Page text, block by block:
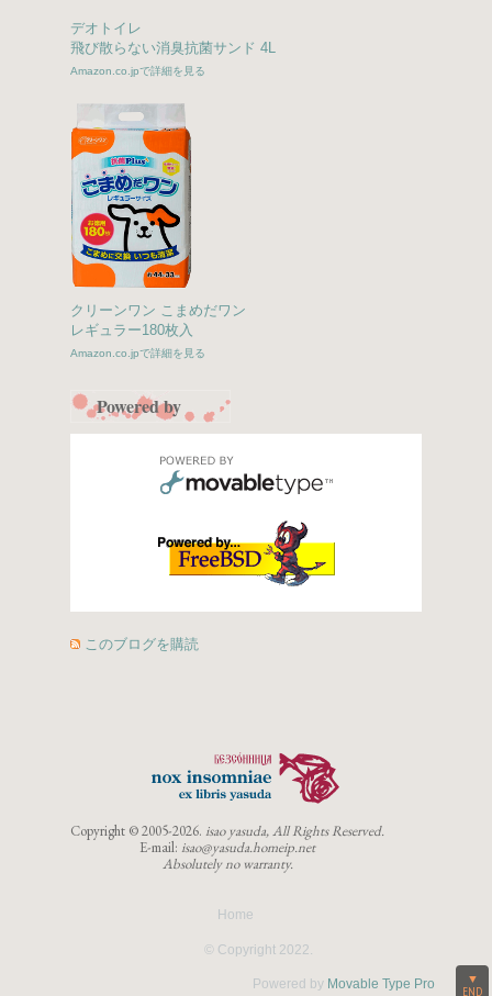
デオトイレ
飛び散らない消臭抗菌サンド 4L
Amazon.co.jpで詳細を見る
クリーンワン こまめだワン
レギュラー180枚入
Amazon.co.jpで詳細を見る
Powered by
このブログを購読
Copyright ©2005-2026. isao yasuda, All Rights Reserved.
E-mail: isao@yasuda.homeip.net
Absolutely no warranty.
Home
© Copyright 2022.
Powered by Movable Type Pro
▼
END